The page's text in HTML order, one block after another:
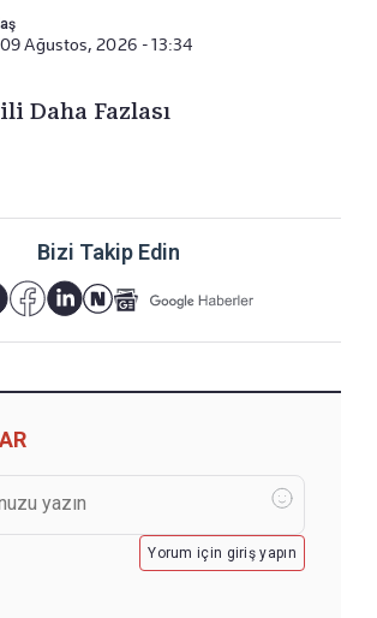
09 Ağustos, 2026 - 13:34
Daha Fazlası
Bizi Takip Edin
Yorum için giriş yapın